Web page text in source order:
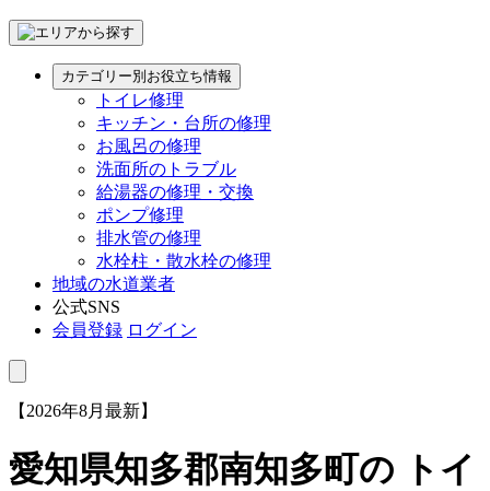
カテゴリー別お役立ち情報
トイレ修理
キッチン・台所の修理
お風呂の修理
洗面所のトラブル
給湯器の修理・交換
ポンプ修理
排水管の修理
水栓柱・散水栓の修理
地域の水道業者
公式SNS
会員登録 ログイン
【2026年8月最新】
愛知県知多郡南知多町の トイ